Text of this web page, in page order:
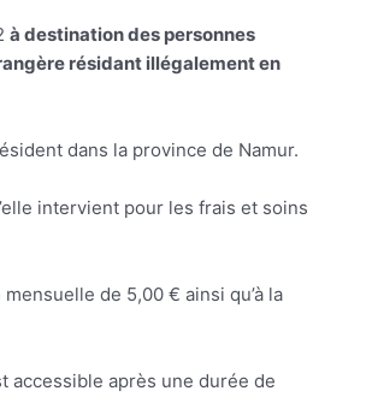
à destination des personnes
résidant illégalement en
dans la province de Namur.
intervient pour les frais et soins
de 5,00 € ainsi qu’à la
accessible après une durée de